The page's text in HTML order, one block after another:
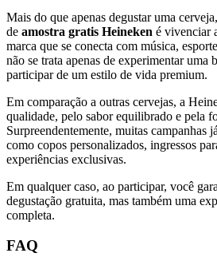
Mais do que apenas degustar uma
de amostra gratis Heineken é vivenciar
marca que se conecta com música,
não se trata apenas de experimentar uma
participar de um estilo de vida premium.
Em comparação a outras cervejas, a
qualidade, pelo sabor equilibrado e pela
Surpreendentemente, muitas campanhas
como copos personalizados, ingressos
experiências exclusivas.
Em qualquer caso, ao participar, você
degustação gratuita, mas também uma
completa.
FAQ